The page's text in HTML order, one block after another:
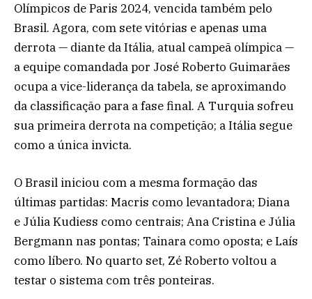
Olímpicos de Paris 2024, vencida também pelo
Brasil. Agora, com sete vitórias e apenas uma
derrota — diante da Itália, atual campeã olímpica —
a equipe comandada por José Roberto Guimarães
ocupa a vice-liderança da tabela, se aproximando
da classificação para a fase final. A Turquia sofreu
sua primeira derrota na competição; a Itália segue
como a única invicta.
O Brasil iniciou com a mesma formação das
últimas partidas: Macris como levantadora; Diana
e Júlia Kudiess como centrais; Ana Cristina e Júlia
Bergmann nas pontas; Tainara como oposta; e Laís
como líbero. No quarto set, Zé Roberto voltou a
testar o sistema com três ponteiras.